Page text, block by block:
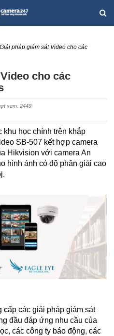
Giải pháp giám sát Video cho các
cho các
xem: 2449
khu học chính trên khắp
SB-507 kết hợp camera
Hikvision với camera An
hình ảnh có độ phân giải cao
cấp các giải pháp giám sát
đầu đáp ứng nhu cầu của
các công ty báo động, các